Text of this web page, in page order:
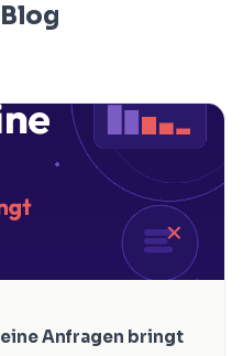
Anfragen bringt